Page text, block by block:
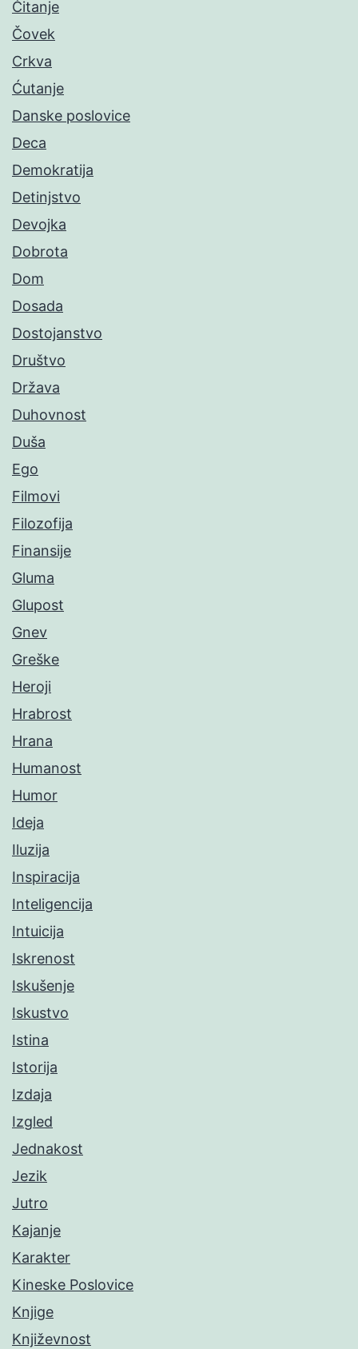
Čitanje
Čovek
Crkva
Ćutanje
Danske poslovice
Deca
Demokratija
Detinjstvo
Devojka
Dobrota
Dom
Dosada
Dostojanstvo
Društvo
Država
Duhovnost
Duša
Ego
Filmovi
Filozofija
Finansije
Gluma
Glupost
Gnev
Greške
Heroji
Hrabrost
Hrana
Humanost
Humor
Ideja
Iluzija
Inspiracija
Inteligencija
Intuicija
Iskrenost
Iskušenje
Iskustvo
Istina
Istorija
Izdaja
Izgled
Jednakost
Jezik
Jutro
Kajanje
Karakter
Kineske Poslovice
Knjige
Književnost